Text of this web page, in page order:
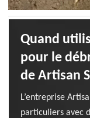
Quand
pour le
de Artisan
L’entreprise
particuliers avec